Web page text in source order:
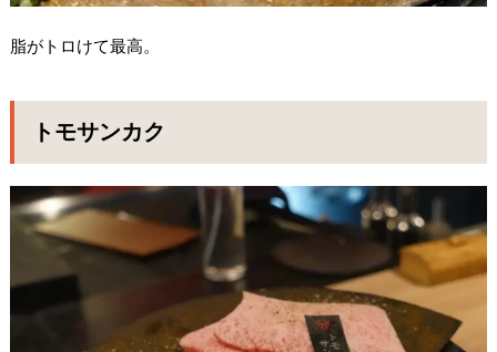
脂がトロけて最高。
トモサンカク